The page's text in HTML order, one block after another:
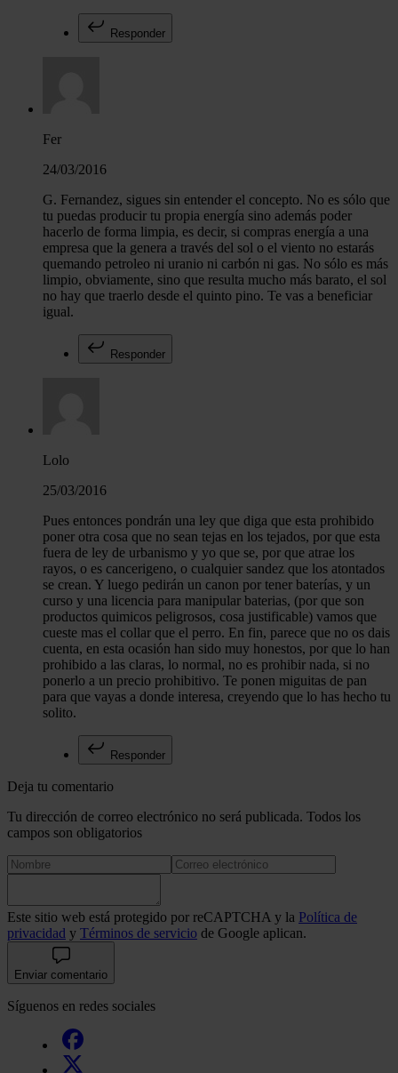
Responder
Fer
24/03/2016
G. Fernandez, sigues sin entender el concepto. No es sólo que
tu puedas producir tu propia energía sino además poder
hacerlo de forma limpia, es decir, si compras energía a una
empresa que la genera a través del sol o el viento no estarás
quemando petroleo ni uranio ni carbón ni gas. No sólo es más
limpio, obviamente, sino que resulta mucho más barato, el sol
no hay que traerlo desde el quinto pino. Te vas a beneficiar
igual.
Responder
Lolo
25/03/2016
Pues entonces pondrán una ley que diga que esta prohibido
poner otra cosa que no sean tejas en los tejados, por que esta
fuera de ley de urbanismo y yo que se, por que atrae los
rayos, o es cancerigeno, o cualquier sandez que los atontados
se crean. Y luego pedirán un canon por tener baterías, y un
curso y una licencia para manipular baterias, (por que son
productos quimicos peligrosos, cosa justificable) vamos que
cueste mas el collar que el perro. En fin, parece que no os dais
cuenta, en esta ocasión han sido muy honestos, por que lo han
prohibido a las claras, lo normal, no es prohibir nada, si no
ponerlo a un precio prohibitivo. Te ponen miguitas de pan
para que vayas a donde interesa, creyendo que lo has hecho tu
solito.
Responder
Deja tu comentario
Tu dirección de correo electrónico no será publicada. Todos los
campos son obligatorios
Este sitio web está protegido por reCAPTCHA y la Política de
privacidad y Términos de servicio de Google aplican.
Enviar comentario
Síguenos en redes sociales